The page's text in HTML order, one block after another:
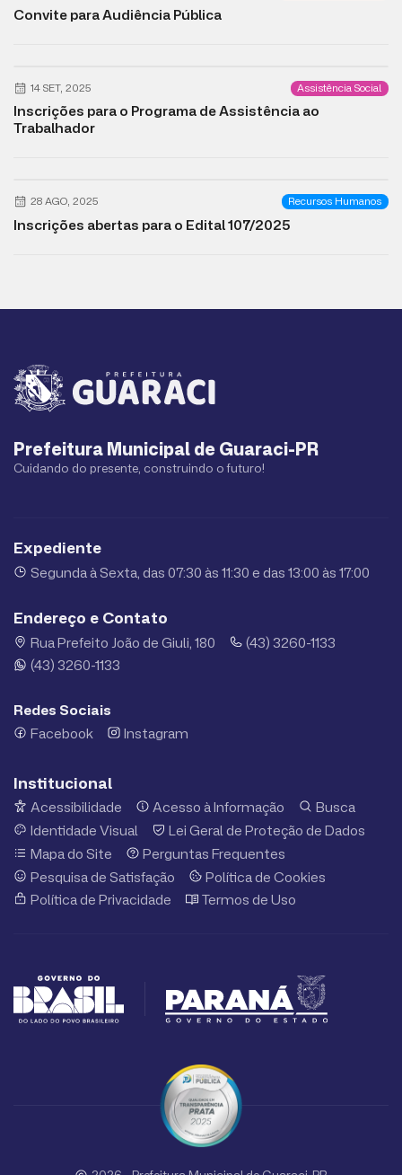
Convite para Audiência Pública
14 SET, 2025 Assistência Social
Inscrições para o Programa de Assistência ao
Trabalhador
28 AGO, 2025 Recursos Humanos
Inscrições abertas para o Edital 107/2025
Prefeitura Municipal de Guaraci-PR
Cuidando do presente, construindo o futuro!
Expediente
Segunda à Sexta, das 07:30 às 11:30 e das 13:00 às 17:00
Endereço e Contato
Rua Prefeito João de Giuli, 180
(43) 3260-1133
(43) 3260-1133
Redes Sociais
Facebook
Instagram
Institucional
Acessibilidade Acesso à Informação
Busca
Identidade Visual
Lei Geral de Proteção de Dados
Mapa do Site
Perguntas Frequentes
Pesquisa de Satisfação
Política de Cookies
Política de Privacidade
Termos de Uso